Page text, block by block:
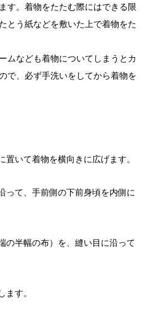
す。着物をたたむ際にはできる限
とう紙などを敷いた上で着物をた
ムなども着物についてしまうとカ
で、必ず手洗いをしてから着物を
いて着物を横向きに広げます。
って、手前側の下前身頃を内側に
の半幅の布）を、縫い目に沿って
す。